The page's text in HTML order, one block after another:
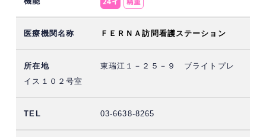
ＦＥＲＮＡ訪問看護ステーション
東瑞江１－２５－９ ブライトプレ
イス１０２号室
03-6638-8265